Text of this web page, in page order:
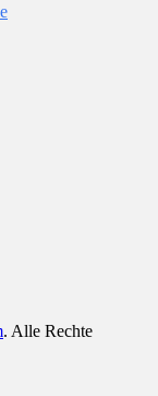
. Alle Rechte